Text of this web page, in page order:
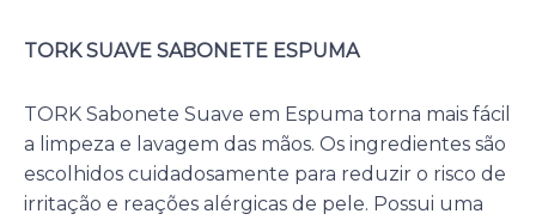
TORK SUAVE SABONETE ESPUMA
TORK Sabonete Suave em Espuma torna mais fácil
a limpeza e lavagem das mãos. Os ingredientes são
escolhidos cuidadosamente para reduzir o risco de
irritação e reações alérgicas de pele. Possui uma